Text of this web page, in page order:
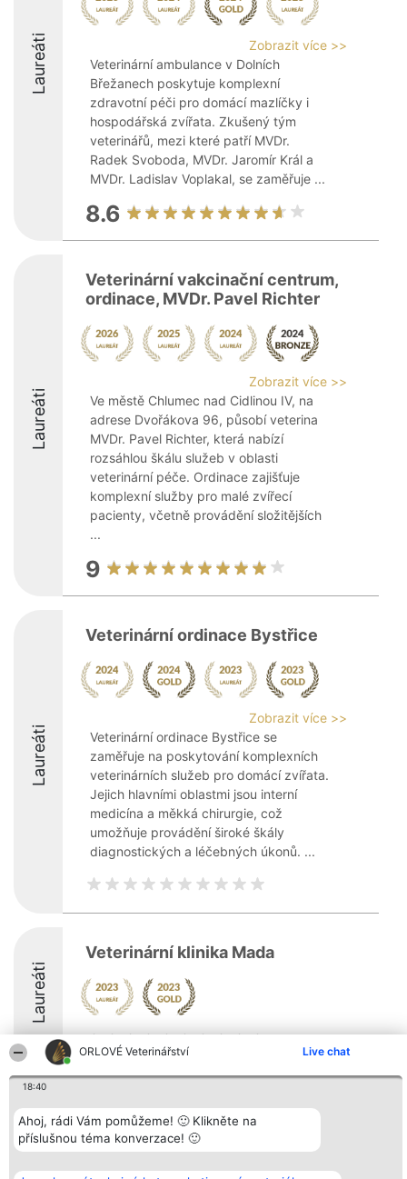
ORLOVÉ Veterinářství Live chat
18:40
Ahoj, rádi Vám pomůžeme! 🙂 Klikněte na
příslušnou téma konverzace! 🙂
Laureáti
Zobrazit více >>
Veterinární ambulance v Dolních
Břežanech poskytuje komplexní
zdravotní péči pro domácí mazlíčky i
hospodářská zvířata. Zkušený tým
veterinářů, mezi které patří MVDr.
Radek Svoboda, MVDr. Jaromír Král a
MVDr. Ladislav Voplakal, se zaměřuje ...
8.6
Laureáti
Veterinární vakcinační centrum,
ordinace, MVDr. Pavel Richter
Zobrazit více >>
Ve městě Chlumec nad Cidlinou IV, na
adrese Dvořákova 96, působí veterina
MVDr. Pavel Richter, která nabízí
rozsáhlou škálu služeb v oblasti
veterinární péče. Ordinace zajišťuje
komplexní služby pro malé zvířecí
pacienty, včetně provádění složitějších
...
9
Laureáti
Veterinární ordinace Bystřice
Zobrazit více >>
Veterinární ordinace Bystřice se
zaměřuje na poskytování komplexních
veterinárních služeb pro domácí zvířata.
Jejich hlavními oblastmi jsou interní
medicína a měkká chirurgie, což
umožňuje provádění široké škály
diagnostických a léčebných úkonů. ...
Laureáti
Veterinární klinika Mada
Organizátor hlasování
Bright Side Solutions sp. z o.
o. sp. k.
ul. Ruska 22
KRS 0000749100 | Regon
Plebiscyt
Vítězové
Seznam všech
laureátů
Pravidla
Kontakt